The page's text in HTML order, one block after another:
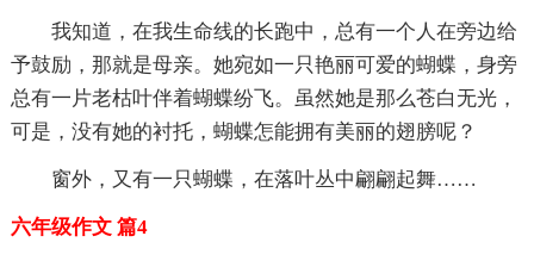
我知道，在我生命线的长跑中，总有一个人在旁边给
予鼓励，那就是母亲。她宛如一只艳丽可爱的蝴蝶，身旁
总有一片老枯叶伴着蝴蝶纷飞。虽然她是那么苍白无光，
可是，没有她的衬托，蝴蝶怎能拥有美丽的翅膀呢？
窗外，又有一只蝴蝶，在落叶丛中翩翩起舞……
六年级作文 篇4